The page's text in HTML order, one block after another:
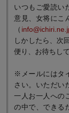
いつもご愛読い
意見、女将にこ
（
しかしたら、次
便り、お待ちし
※メールにはタ
さい。いただい
一人お一人への
の中で、できる